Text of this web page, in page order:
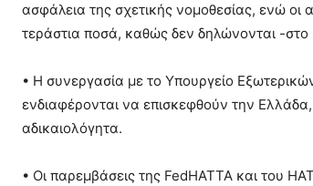
ασφάλεια της σχετικής νομοθεσίας, ενώ
τεράστια ποσά, καθώς δεν δηλώνονται -
• Η συνεργασία με το Υπουργείο
ενδιαφέρονται να επισκεφθούν την Ελλάδα,
αδικαιολόγητα.
• Οι παρεμβάσεις της FedHATTA και του